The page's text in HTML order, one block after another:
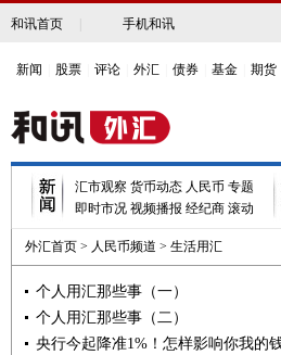
和讯首页 手机和讯
新闻 股票 评论 外汇 债券 基金 期货
汇市观察 货币动态 人民币 专题
即时市况 视频播报 经纪商 滚动
外汇首页 > 人民币频道 > 生活用汇
个人用汇那些事（一）
个人用汇那些事（二）
央行今起降准1%！怎样影响你我的